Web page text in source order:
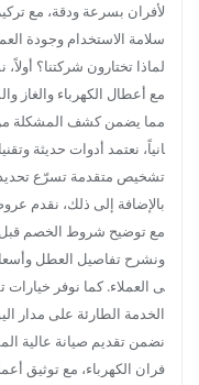
لأفران بسرعة ودقة، مع
سلامة الاستخدام وجودة
لماذا تختارون شركتنا؟
مع أعطال الكهرباء والغاز
مما يضمن كشف المشكلة من
انياً، نعتمد أدوات حديثة
تشخيص متقدمة تسرّع تحديد
بالإضافة إلى ذلك، نقدم
مع توضيح شروط الخصم
ونشرح تفاصيل العطل
ى العملاء. كما نوفر خيارات
الخدمة الطارئة على مدار
نضمن تقديم صيانة عالية
فران الكهرباء، مع توثيق